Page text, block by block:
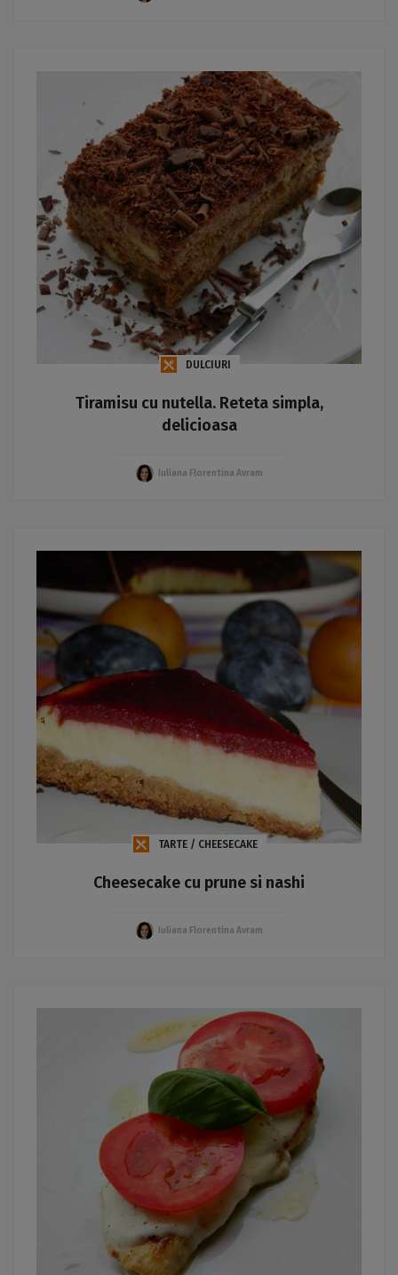
DULCIURI
Tiramisu cu nutella. Reteta simpla,
delicioasa
Iuliana Florentina Avram
TARTE / CHEESECAKE
Cheesecake cu prune si nashi
Iuliana Florentina Avram